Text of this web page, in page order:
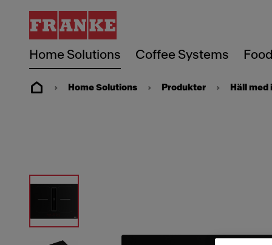
Home Solutions Coffee Systems
Home Solutions Produkter Häll